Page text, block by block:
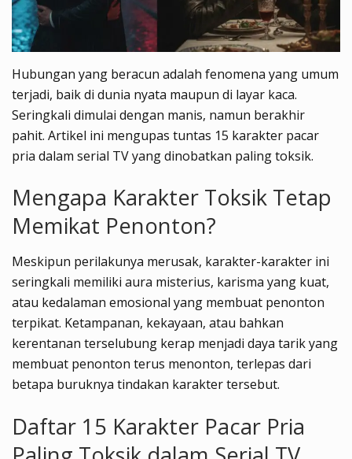
Hubungan yang beracun adalah fenomena yang umum
terjadi, baik di dunia nyata maupun di layar kaca.
Seringkali dimulai dengan manis, namun berakhir
pahit. Artikel ini mengupas tuntas 15 karakter pacar
pria dalam serial TV yang dinobatkan paling toksik.
Mengapa Karakter Toksik Tetap
Memikat Penonton?
Meskipun perilakunya merusak, karakter-karakter ini
seringkali memiliki aura misterius, karisma yang kuat,
atau kedalaman emosional yang membuat penonton
terpikat. Ketampanan, kekayaan, atau bahkan
kerentanan terselubung kerap menjadi daya tarik yang
membuat penonton terus menonton, terlepas dari
betapa buruknya tindakan karakter tersebut.
Daftar 15 Karakter Pacar Pria